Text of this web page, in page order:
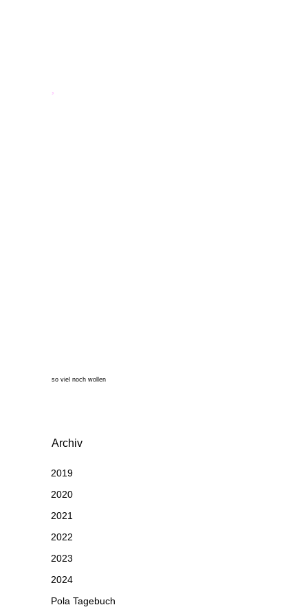
so viel noch wollen
Archiv
2019
2020
2021
2022
2023
2024
Pola Tagebuch